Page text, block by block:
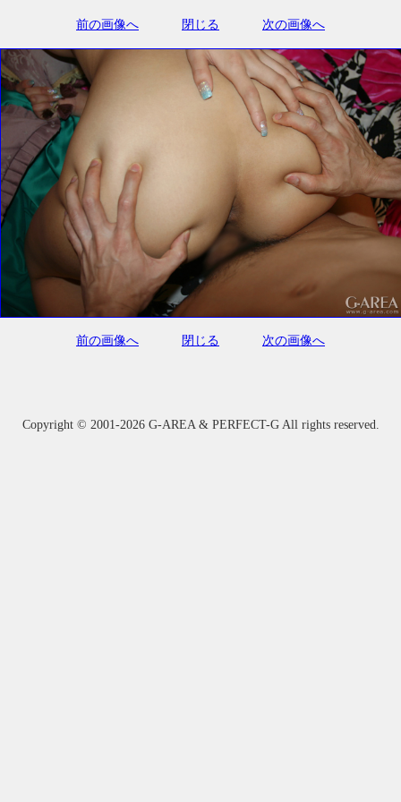
前の画像へ 閉じる 次の画像へ
前の画像へ 閉じる 次の画像へ
Copyright © 2001-2026 G-AREA & PERFECT-G All rights reserved.